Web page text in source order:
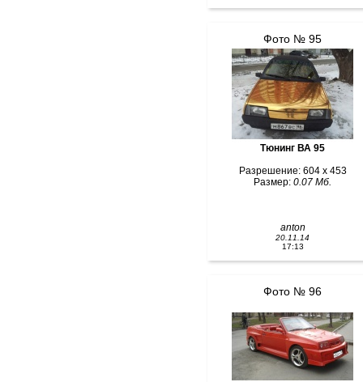
Фото № 95
Тюнинг ВА 95
Разрешение: 604 x 453
Размер: 0.07 Мб.
anton
20.11.14
17:13
Фото № 96